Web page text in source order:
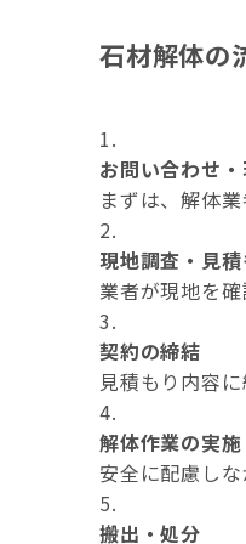
石材解体の
お問い合わせ
まずは、解体
現地調査・見
業者が現地を確
契約の締結
見積もり内容
解体作業の実施
安全に配慮しな
搬出・処分